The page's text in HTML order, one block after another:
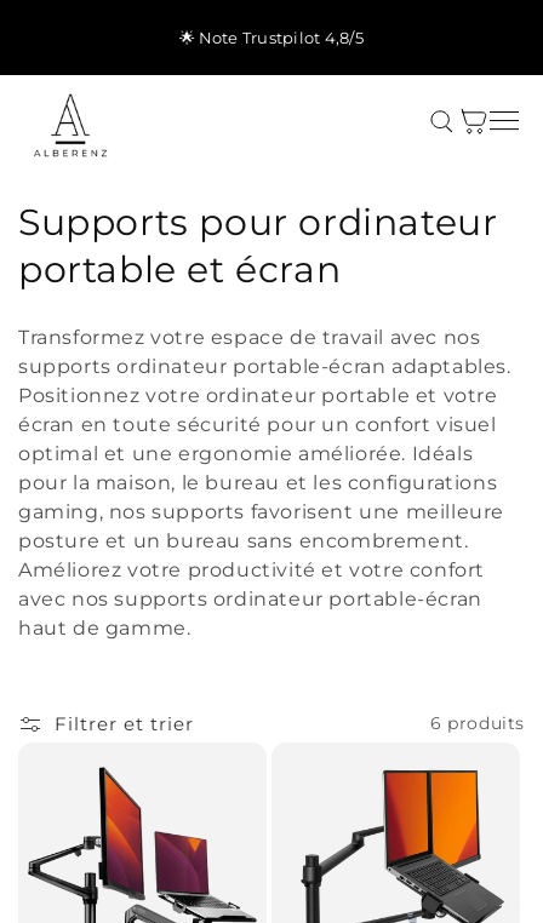
contenu
🌟 Note Trustpilot 4,8/5
Panier
C
o
l
e
c
t
i
o
n
Supports pour ordinateur
portable et écran
Transformez votre espace de travail avec nos
supports ordinateur portable-écran adaptables.
Positionnez votre ordinateur portable et votre
écran en toute sécurité pour un confort visuel
optimal et une ergonomie améliorée. Idéals
pour la maison, le bureau et les configurations
gaming, nos supports favorisent une meilleure
posture et un bureau sans encombrement.
Améliorez votre productivité et votre confort
avec nos supports ordinateur portable-écran
haut de gamme.
Filtrer et trier 6 produits